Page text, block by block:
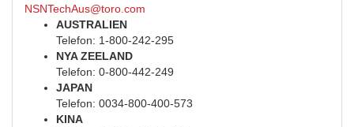
NSNTechAus@toro.com
AUSTRALIEN
Telefon: 1-800-242-295
NYA ZEELAND
Telefon: 0-800-442-249
JAPAN
Telefon: 0034-800-400-573
KINA